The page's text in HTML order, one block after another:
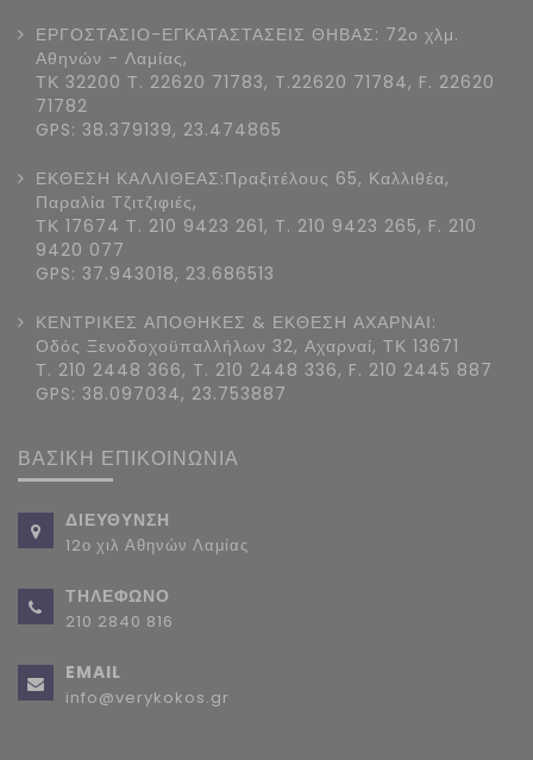
ΕΡΓΟΣΤΑΣΙΟ-ΕΓΚΑΤΑΣΤΑΣΕΙΣ ΘΗΒΑΣ: 72ο χλμ.
Αθηνών - Λαμίας,
ΤΚ 32200 Τ. 22620 71783, T.22620 71784, F. 22620
71782
GPS: 38.379139, 23.474865
ΕΚΘΕΣΗ ΚΑΛΛΙΘΕΑΣ:Πραξιτέλους 65, Καλλιθέα,
Παραλία Τζιτζιφιές,
ΤΚ 17674 Τ. 210 9423 261, T. 210 9423 265, F. 210
9420 077
GPS: 37.943018, 23.686513
ΚΕΝΤΡΙΚΕΣ ΑΠΟΘΗΚΕΣ & ΕΚΘΕΣΗ ΑΧΑΡΝΑΙ:
Οδός Ξενοδοχοϋπαλλήλων 32, Αχαρναί, ΤΚ 13671
Τ. 210 2448 366, T. 210 2448 336, F. 210 2445 887
GPS: 38.097034, 23.753887
ΒΑΣΙΚΗ ΕΠΙΚΟΙΝΩΝΙΑ
ΔΙΕΥΘΥΝΣΗ
12ο χιλ Αθηνών Λαμίας
ΤΗΛΕΦΩΝΟ
210 2840 816
EMAIL
info@verykokos.gr